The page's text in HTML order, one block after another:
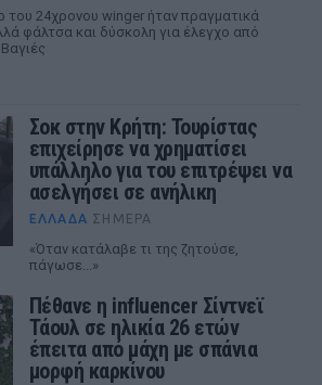
του 24χρονου winger ήταν πραγματικά
φάλτσα και δύσκολη για έλεγχο από
Σοκ στην Κρήτη: Τουρίστας
επιχείρησε να χρηματίσει
υπάλληλο για του επιτρέψει να
ασελγήσει σε ανήλικη
ΕΛΛΆΔΑ ΣΉΜΕΡΑ
«Όταν κατάλαβε τι της ζητούσε,
πάγωσε...»
Πέθανε η influencer Σίντνεϊ
Τάουλ σε ηλικία 26 ετών
έπειτα από μάχη με σπάνια
μορφή καρκίνου